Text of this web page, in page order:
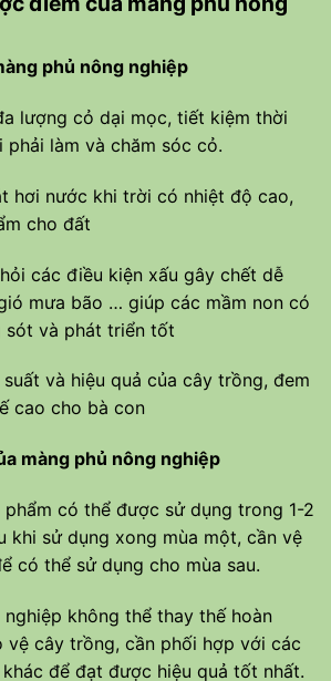
phủ nông nghiệp
lượng cỏ dại mọc, tiết kiệm thời
phải làm và chăm sóc cỏ.
hơi nước khi trời có nhiệt độ cao,
cho đất
các điều kiện xấu gây chết dễ
mưa bão … giúp các mầm non có
sót và phát triển tốt
và hiệu quả của cây trồng, đem
cao cho bà con
màng phủ nông nghiệp
có thể được sử dụng trong 1-2
khi sử dụng xong mùa một, cần vệ
có thể sử dụng cho mùa sau.
không thể thay thế hoàn
vệ cây trồng, cần phối hợp với các
để đạt được hiệu quả tốt nhất.